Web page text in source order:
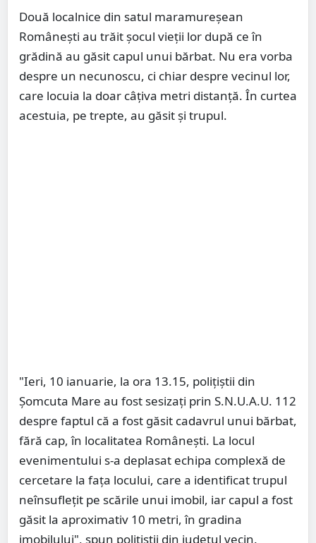
Două localnice din satul maramureșean
Românești au trăit șocul vieții lor după ce în
grădină au găsit capul unui bărbat. Nu era vorba
despre un necunoscu, ci chiar despre vecinul lor,
care locuia la doar câțiva metri distanță. În curtea
acestuia, pe trepte, au găsit și trupul.
"Ieri, 10 ianuarie, la ora 13.15, polițiștii din
Șomcuta Mare au fost sesizați prin S.N.U.A.U. 112
despre faptul că a fost găsit cadavrul unui bărbat,
fără cap, în localitatea Românești. La locul
evenimentului s-a deplasat echipa complexă de
cercetare la fața locului, care a identificat trupul
neînsuflețit pe scările unui imobil, iar capul a fost
găsit la aproximativ 10 metri, în gradina
imobilului", spun polițiștii din județul vecin.